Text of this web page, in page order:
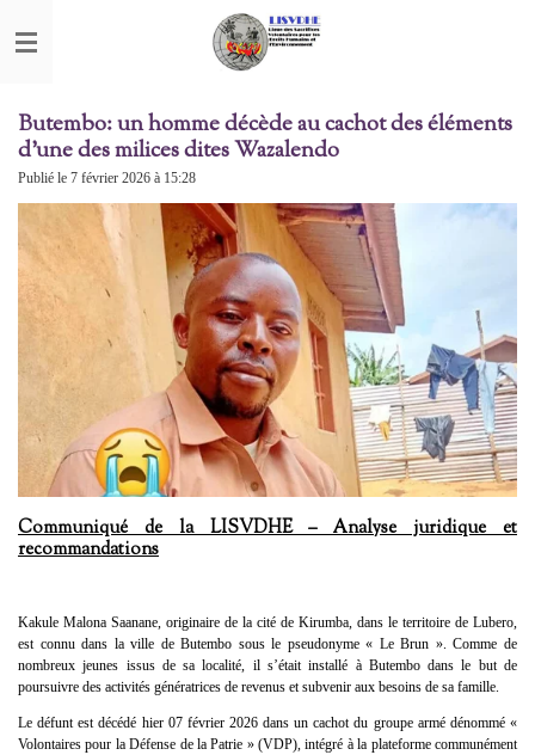
au
Butembo: un homme décède au cachot des éléments
d'une des milices dites Wazalendo
Publié le 7 février 2026 à 15:28
Communiqué de la LISVDHE – Analyse juridique et
recommandations
Kakule Malona Saanane, originaire de la cité de Kirumba, dans le territoire de Lubero,
est connu dans la ville de Butembo sous le pseudonyme « Le Brun ». Comme de
nombreux jeunes issus de sa localité, il s’était installé à Butembo dans le but de
poursuivre des activités génératrices de revenus et subvenir aux besoins de sa famille.
Le défunt est décédé hier 07 février 2026 dans un cachot du groupe armé dénommé «
Volontaires pour la Défense de la Patrie » (VDP), intégré à la plateforme communément